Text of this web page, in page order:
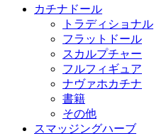
カチナドール
トラディショナル
フラットドール
スカルプチャー
フルフィギュア
ナヴァホカチナ
書籍
その他
スマッジングハーブ